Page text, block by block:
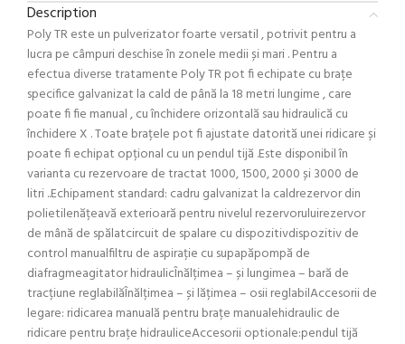
Description
Poly TR este un pulverizator foarte versatil , potrivit pentru a
lucra pe câmpuri deschise în zonele medii și mari . Pentru a
efectua diverse tratamente Poly TR pot fi echipate cu brațe
specifice galvanizat la cald de până la 18 metri lungime , care
poate fi fie manual , cu închidere orizontală sau hidraulică cu
închidere X . Toate brațele pot fi ajustate datorită unei ridicare și
poate fi echipat opțional cu un pendul tijă .Este disponibil în
varianta cu rezervoare de tractat 1000, 1500, 2000 și 3000 de
litri ..Echipament standard: cadru galvanizat la caldrezervor din
polietilenățeavă exterioară pentru nivelul rezervoruluirezervor
de mână de spălatcircuit de spalare cu dispozitivdispozitiv de
control manualfiltru de aspirație cu supapăpompă de
diafragmeagitator hidraulicÎnălțimea – și lungimea – bară de
tracțiune reglabilăÎnălțimea – și lățimea – osii reglabilAccesorii de
legare: ridicarea manuală pentru brațe manualehidraulic de
ridicare pentru brațe hidrauliceAccesorii optionale:pendul tijă